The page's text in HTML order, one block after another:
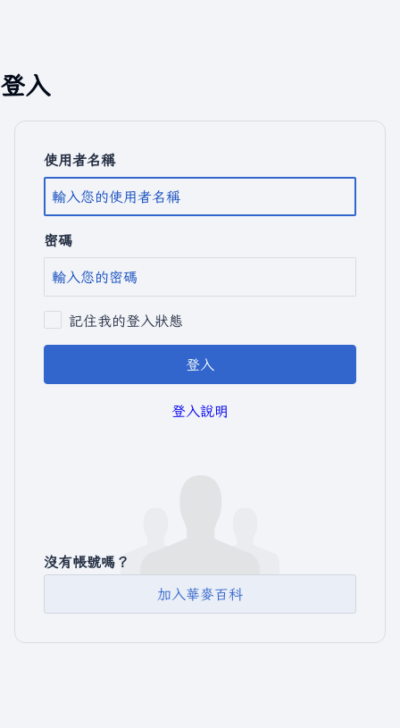
登入
使用者名稱
密碼
記住我的登入狀態
登入
登入說明
沒有帳號嗎？
加入華麥百科